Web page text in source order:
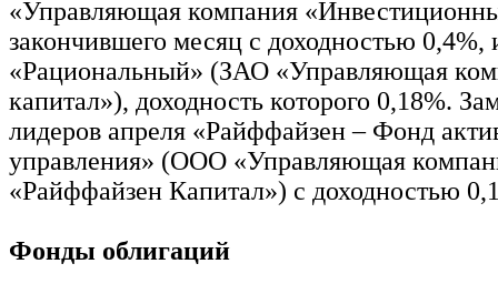
«Управляющая компания
закончившего месяц с доходностью 0,4%,
«Рациональный» (ЗАО «Управляющая
капитал»), доходность которого 0,18%.
лидеров апреля «Райффайзен – Фонд
управления» (ООО «Управляющая
«Райффайзен Капитал») с доходностью
Фонды облигаций